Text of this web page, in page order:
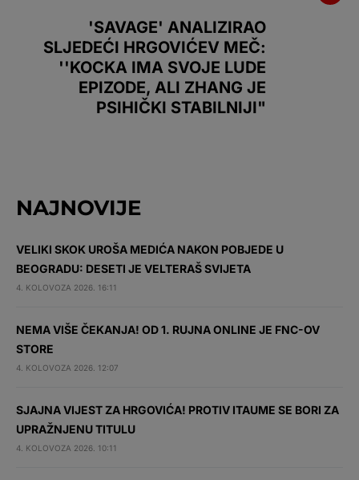
'SAVAGE' ANALIZIRAO
SLJEDEĆI HRGOVIĆEV MEČ:
''KOCKA IMA SVOJE LUDE
EPIZODE, ALI ZHANG JE
PSIHIČKI STABILNIJI"
NAJNOVIJE
VELIKI SKOK UROŠA MEDIĆA NAKON POBJEDE U
BEOGRADU: DESETI JE VELTERAŠ SVIJETA
4. KOLOVOZA 2026. 16:11
NEMA VIŠE ČEKANJA! OD 1. RUJNA ONLINE JE FNC-OV
STORE
4. KOLOVOZA 2026. 12:07
SJAJNA VIJEST ZA HRGOVIĆA! PROTIV ITAUME SE BORI ZA
UPRAŽNJENU TITULU
4. KOLOVOZA 2026. 10:11